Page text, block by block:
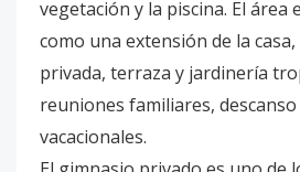
vegetación y la piscina. El
como una extensión de la
privada, terraza y jardinería
reuniones familiares,
vacacionales.